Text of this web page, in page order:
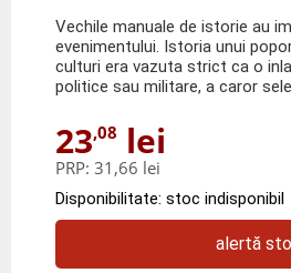
Vechile manuale de istorie au
evenimentului. Istoria unui
culturi era vazuta strict ca o
politice sau militare, a caror
23,08 lei
PRP: 31,66 lei
Disponibilitate: stoc indisponibil
alertă